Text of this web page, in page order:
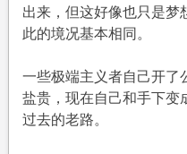
出来，但这好像也只是梦
此的境况基本相同。
一些极端主义者自己开了
盐贵，现在自己和手下变
过去的老路。